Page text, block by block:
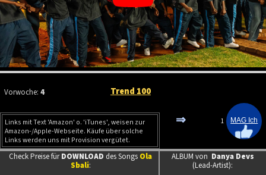
Vorwoche: 4 Trend 100
Links mit Text 'Amazon' o. 'iTunes', weisen zur
Amazon-/Apple-Webseite. Käufe über solche
Links werden uns mit Provision vergütet.
⇒ 1
Check Preise fürDOWNLOAD des Songs Ola
Sbali:
ALBUM von Danya Devs
(Lead-Artist):